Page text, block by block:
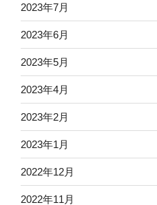
2023年7月
2023年6月
2023年5月
2023年4月
2023年2月
2023年1月
2022年12月
2022年11月